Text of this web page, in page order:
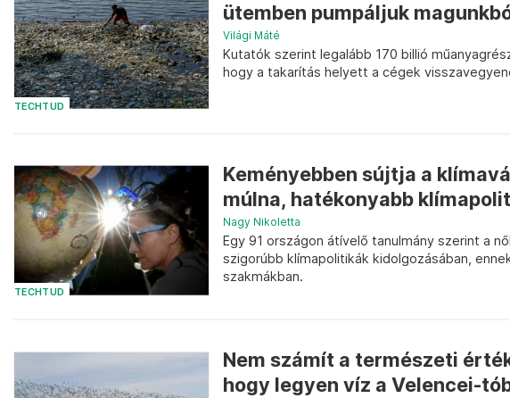
TECHTUD
ütemben pumpáljuk
Világi Máté
Kutatók szerint legalább 170 billió
hogy a takarítás helyett a cégek
TECHTUD
Keményebben sújtja a
múlna, hatékonyabb
Nagy Nikoletta
Egy 91 országon átívelő tanulmány szerint a
szigorúbb klímapolitikák kidolgozásában,
szakmákban.
Nem számít a természeti
hogy legyen víz a Velencei-